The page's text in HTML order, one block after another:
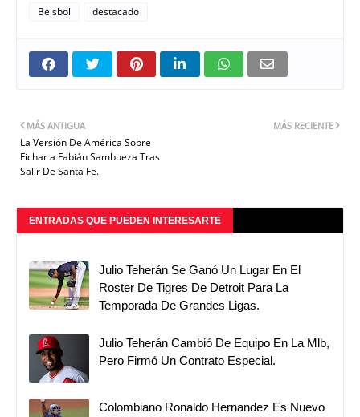
Beisbol destacado
MÁS RECIENTE
MÁS ANTIGUA
La Versión De América Sobre
Fichar a Fabián Sambueza Tras
Salir De Santa Fe.
ENTRADAS QUE PUEDEN INTERESARTE
Julio Teherán Se Ganó Un Lugar En El
Roster De Tigres De Detroit Para La
Temporada De Grandes Ligas.
Julio Teherán Cambió De Equipo En La Mlb,
Pero Firmó Un Contrato Especial.
Colombiano Ronaldo Hernandez Es Nuevo